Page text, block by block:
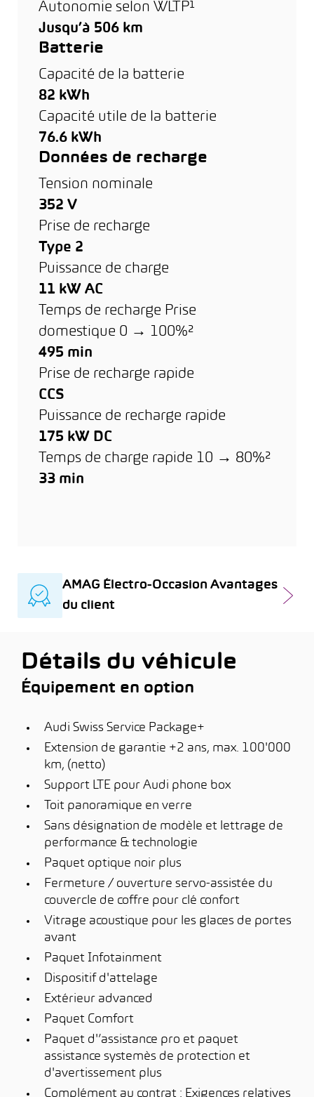
Autonomie selon WLTP¹
Jusqu’à 506 km
Batterie
Capacité de la batterie
82 kWh
Capacité utile de la batterie
76.6 kWh
Données de recharge
Tension nominale
352 V
Prise de recharge
Type 2
Puissance de charge
11 kW AC
Temps de recharge Prise
domestique 0 → 100%²
495 min
Prise de recharge rapide
CCS
Puissance de recharge rapide
175 kW DC
Temps de charge rapide 10 → 80%²
33 min
AMAG Électro-Occasion Avantages
du client
Détails du véhicule
Équipement en option
Audi Swiss Service Package+
Extension de garantie +2 ans, max. 100'000
km, (netto)
Support LTE pour Audi phone box
Toit panoramique en verre
Sans désignation de modèle et lettrage de
performance & technologie
Paquet optique noir plus
Fermeture / ouverture servo-assistée du
couvercle de coffre pour clé confort
Vitrage acoustique pour les glaces de portes
avant
Paquet Infotainment
Dispositif d'attelage
Extérieur advanced
Paquet Comfort
Paquet d'’assistance pro et paquet
assistance systemès de protection et
d'avertissement plus
Complément au contrat : Exigences relatives